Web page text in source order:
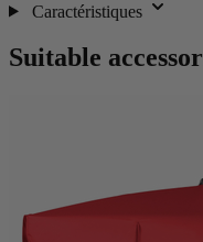
Caractéristiques
Suitable
carrousel
carrousel